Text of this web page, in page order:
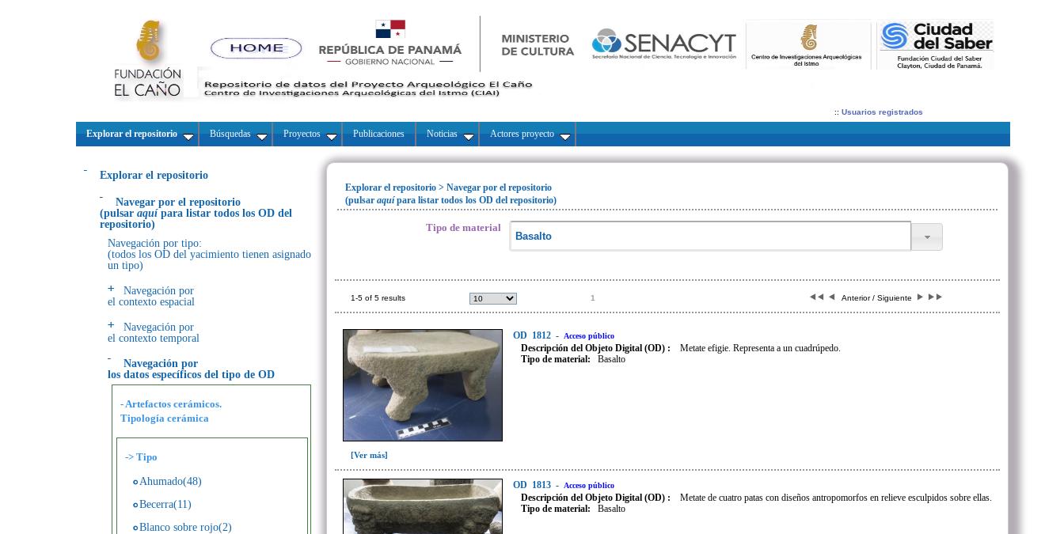
:: Usuarios registrados
Explorar el repositorio Búsquedas Proyectos Publicaciones Noticias Actores proyecto
Explorar el repositorio
Navegar por el repositorio
(pulsar aquí para listar todos los OD del
repositorio)
Navegación por tipo:
(todos los OD del yacimiento tienen asignado
un tipo)
Navegación por
el contexto espacial
Navegación por
el contexto temporal
Navegación por
los datos específicos del tipo de OD
- Artefactos cerámicos.
Tipología cerámica
-> Tipo
Ahumado(48)
Becerra(11)
Blanco sobre rojo(2)
Explorar el repositorio > Navegar por el repositorio
(pulsar aquípara listar todos los OD del repositorio)
Tipo de material
1-5 of 5 results 1 Anterior / Siguiente
OD 1812 - Acceso público
Descripción del Objeto Digital (OD) :
Metate efigie. Representa a un cuadrúpedo.
Tipo de material:
Basalto
[Ver más]
OD 1813 - Acceso público
Descripción del Objeto Digital (OD) :
Metate de cuatro patas con diseños antropomorfos en relieve esculpidos sobre ellas.
Tipo de material:
Basalto